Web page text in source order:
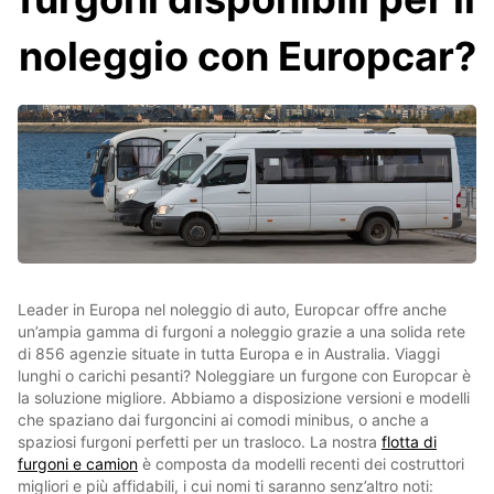
noleggio con Europcar?
Leader in Europa nel noleggio di auto, Europcar offre anche
un’ampia gamma di furgoni a noleggio grazie a una solida rete
di 856 agenzie situate in tutta Europa e in Australia. Viaggi
lunghi o carichi pesanti? Noleggiare un furgone con Europcar è
la soluzione migliore. Abbiamo a disposizione versioni e modelli
che spaziano dai furgoncini ai comodi minibus, o anche a
spaziosi furgoni perfetti per un trasloco. La nostra flotta di
furgoni e camion è composta da modelli recenti dei costruttori
migliori e più affidabili, i cui nomi ti saranno senz’altro noti: